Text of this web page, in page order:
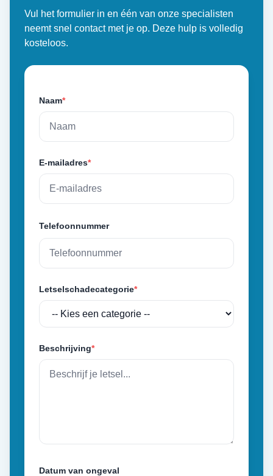
Vul het formulier in en één van onze specialisten
neemt snel contact met je op. Deze hulp is volledig
kosteloos.
Naam*
E-mailadres*
Telefoonnummer
Letselschadecategorie*
Beschrijving*
Datum van ongeval